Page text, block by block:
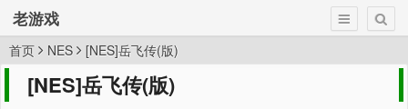
老游戏
首页 NES [NES]岳飞传(版)
[NES]岳飞传(版)